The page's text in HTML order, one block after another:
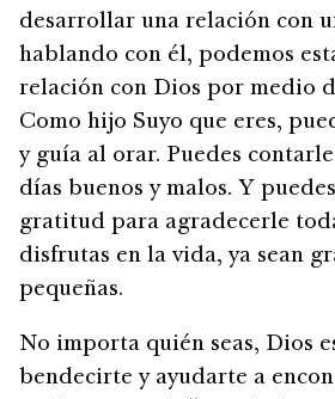
desarrollar una relación con
hablando con él, podemos
relación con Dios por medio
Como hijo Suyo que eres,
y guía al orar. Puedes
días buenos y malos. Y
gratitud para agradecerle
disfrutas en la vida, ya sean
pequeñas.
No importa quién seas, Dios
bendecirte y ayudarte a